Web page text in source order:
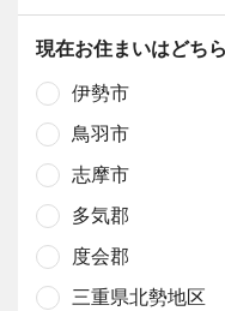
現在お住まいはどち
伊勢市
鳥羽市
志摩市
多気郡
度会郡
三重県北勢地区